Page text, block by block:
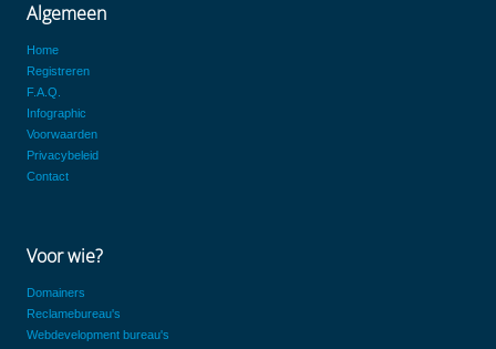
Algemeen
Home
Registreren
F.A.Q.
Infographic
Voorwaarden
Privacybeleid
Contact
Voor wie?
Domainers
Reclamebureau's
Webdevelopment bureau's